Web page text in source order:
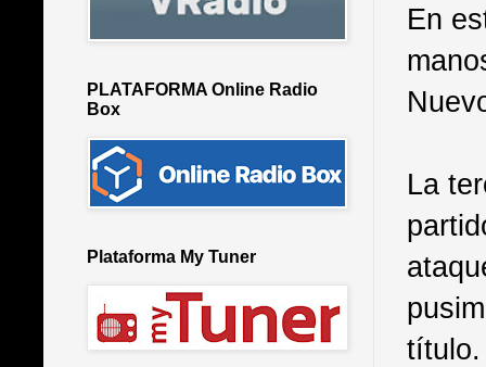
En
La
título.
PLATAFORMA Online Radio
Box
Plataforma My Tuner